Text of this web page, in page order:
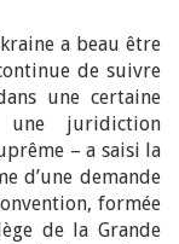
a beau être
de suivre
une certaine
juridiction
– a saisi la
d’une demande
formée
de la Grande